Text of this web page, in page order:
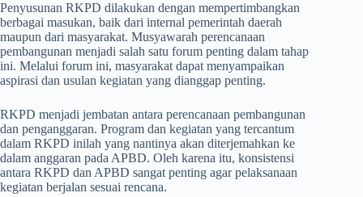
Penyusunan RKPD dilakukan dengan mempertimbangkan
berbagai masukan, baik dari internal pemerintah daerah
maupun dari masyarakat. Musyawarah perencanaan
pembangunan menjadi salah satu forum penting dalam tahap
ini. Melalui forum ini, masyarakat dapat menyampaikan
aspirasi dan usulan kegiatan yang dianggap penting.
RKPD menjadi jembatan antara perencanaan pembangunan
dan penganggaran. Program dan kegiatan yang tercantum
dalam RKPD inilah yang nantinya akan diterjemahkan ke
dalam anggaran pada APBD. Oleh karena itu, konsistensi
antara RKPD dan APBD sangat penting agar pelaksanaan
kegiatan berjalan sesuai rencana.